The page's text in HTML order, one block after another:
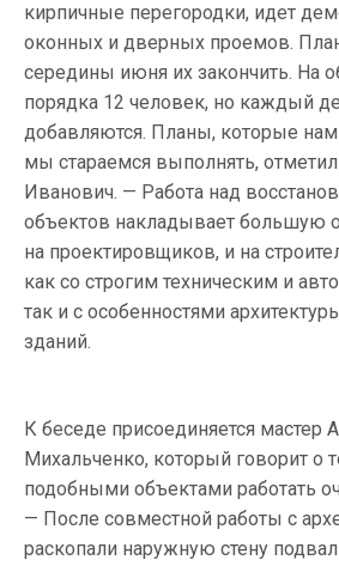
кирпичные перегородки, идет
оконных и дверных проемов.
середины июня их закончить. На
порядка 12 человек, но каждый
добавляются. Планы, которые нам
мы стараемся выполнять,
Иванович. — Работа над
объектов накладывает большую
на проектировщиков, и на
как со строгим техническим и
так и c особенностями
зданий.
К беседе присоединяется мастер
Михальченко, который говорит о
подобными объектами работать
— После совместной работы с
раскопали наружную стену